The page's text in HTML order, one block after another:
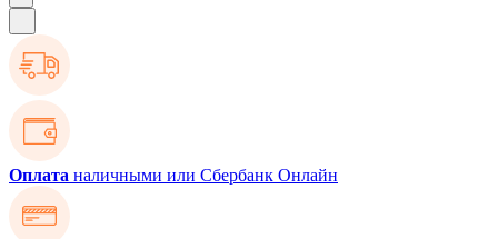
Оплата наличными или Сбербанк Онлайн